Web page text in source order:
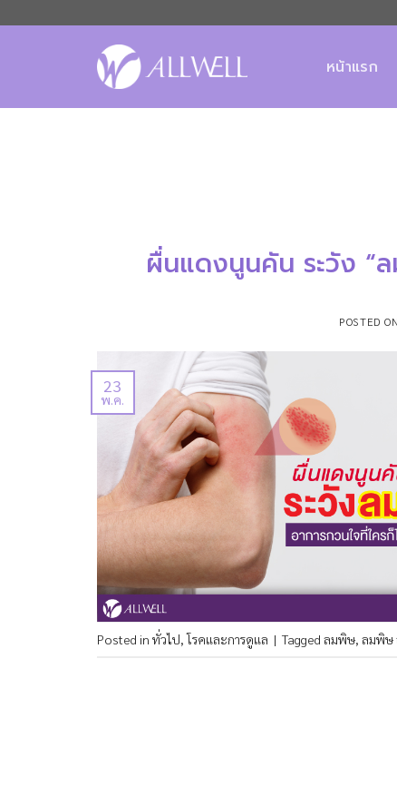
หน้าแรก
ผื่นแดงนูนคัน ระวัง “ล
POSTED ON
23
พ.ค.
Posted in ทั่วไป ,โรคและการดูแล | Tagged ลมพิษ, ลมพิษ